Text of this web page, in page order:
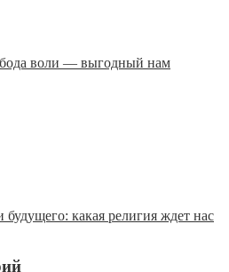
воли — выгодный нам
будущего: какая религия ждет нас